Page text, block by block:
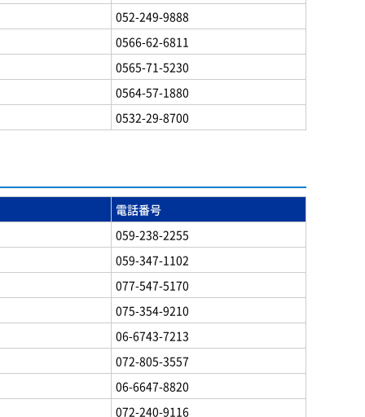
052-249-9888
0566-62-6811
0565-71-5230
0564-57-1880
0532-29-8700
電話番号
059-238-2255
059-347-1102
077-547-5170
075-354-9210
06-6743-7213
072-805-3557
06-6647-8820
072-240-9116